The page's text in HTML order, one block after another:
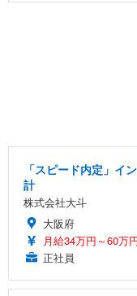
「スピード内定」イ
計
株式会社大斗
大阪府
月給34万円～60万
正社員